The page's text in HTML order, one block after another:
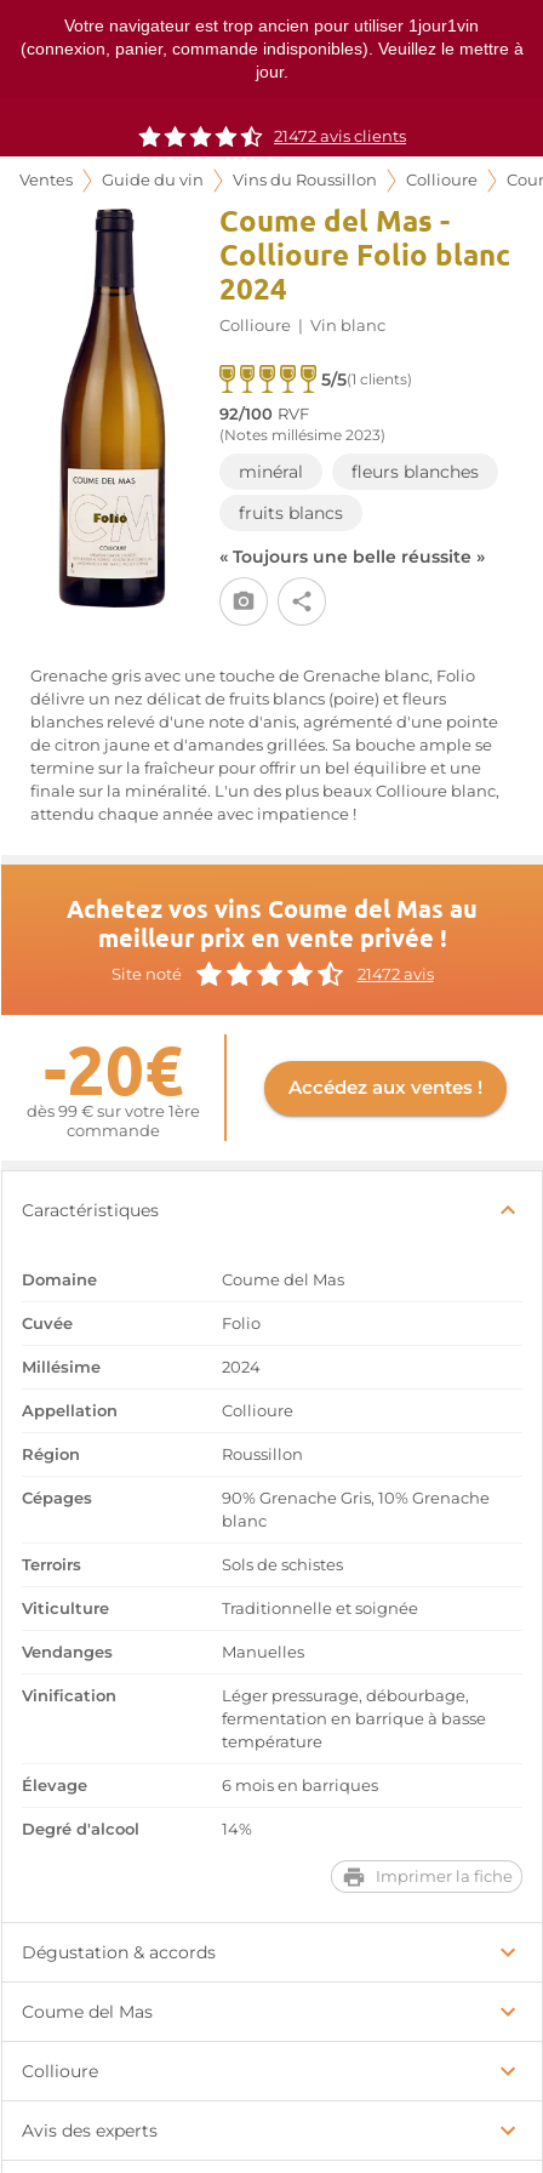
Votre navigateur est trop ancien pour utiliser 1jour1vin
(connexion, panier, commande indisponibles). Veuillez le mettre à
jour.
21472 avis clients
Ventes Guide du vin Vins du Roussillon Collioure
Coume del Mas -
Collioure Folio blanc
2024
Collioure | Vin blanc
5/5(1 clients)
92/100 RVF
(Notes millésime 2023)
minéral
fleurs blanches
fruits blancs
« Toujours une belle réussite »
Grenache gris avec une touche de Grenache blanc, Folio
délivre un nez délicat de fruits blancs (poire) et fleurs
blanches relevé d'une note d'anis, agrémenté d'une pointe
de citron jaune et d'amandes grillées. Sa bouche ample se
termine sur la fraîcheur pour offrir un bel équilibre et une
finale sur la minéralité. L'un des plus beaux Collioure blanc,
attendu chaque année avec impatience !
Achetez vos vins Coume del Mas au
meilleur prix en vente privée !
Site noté 21472 avis
-20€
dès 99 € sur votre 1ère
commande
Accédez aux ventes !
Caractéristiques
Domaine Coume del Mas
Cuvée Folio
Millésime 2024
Appellation Collioure
Région Roussillon
Cépages
90% Grenache Gris, 10% Grenache
blanc
Terroirs Sols de schistes
Viticulture Traditionnelle et soignée
Vendanges Manuelles
Vinification
Léger pressurage, débourbage,
fermentation en barrique à basse
température
Élevage 6 mois en barriques
Degré d'alcool 14%
Imprimer la fiche
Dégustation & accords
Coume del Mas
Collioure
Avis des experts